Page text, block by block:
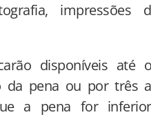
impressões
disponíveis até
da pena ou por três
a pena for